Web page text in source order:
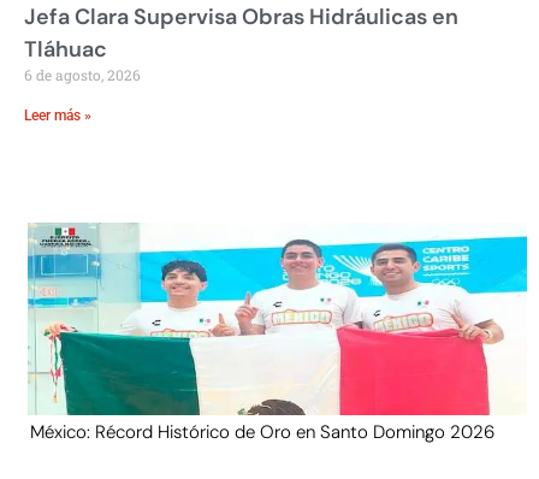
Jefa Clara Supervisa Obras Hidráulicas en
Tláhuac
6 de agosto, 2026
Leer más »
México: Récord Histórico de Oro en Santo Domingo 2026